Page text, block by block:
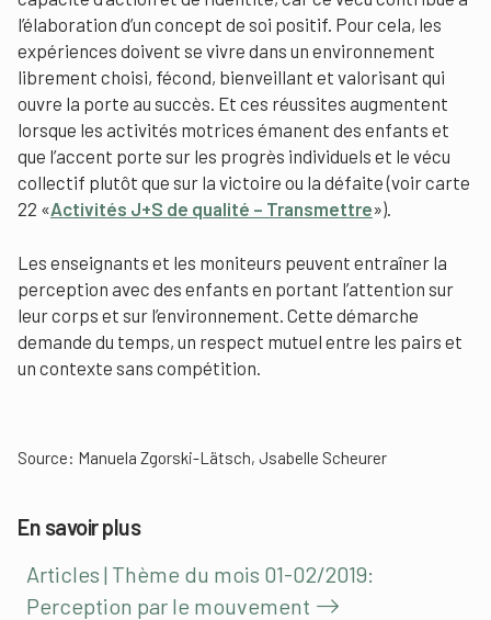
l’élaboration d’un concept de soi positif. Pour cela, les
expériences doivent se vivre dans un environnement
librement choisi, fécond, bienveillant et valorisant qui
ouvre la porte au succès. Et ces réussites augmentent
lorsque les activités motrices émanent des enfants et
que l’accent porte sur les progrès individuels et le vécu
collectif plutôt que sur la victoire ou la défaite (voir carte
22 «Activités J+S de qualité – Transmettre»).
Les enseignants et les moniteurs peuvent entraîner la
perception avec des enfants en portant l’attention sur
leur corps et sur l’environnement. Cette démarche
demande du temps, un respect mutuel entre les pairs et
un contexte sans compétition.
Source: Manuela Zgorski-Lätsch, Jsabelle Scheurer
En savoir plus
Articles | Thème du mois 01-02/2019:
Perception par le mouvement